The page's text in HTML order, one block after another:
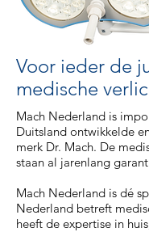
Voor ieder de
medische
Mach Nederland is
Duitsland ontwikkelde
merk Dr. Mach. De
staan al jarenlang
Mach Nederland is dé
Nederland betreft
heeft de expertise in